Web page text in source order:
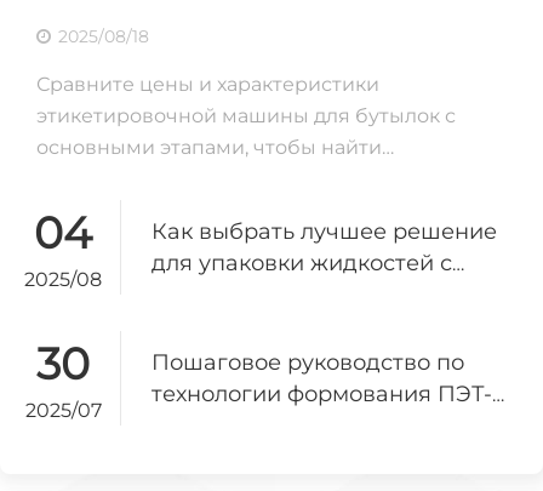
бутылок в рамках вашего бюджета
2025/08/18
Сравните цены и характеристики
этикетировочной машины для бутылок с
основными этапами, чтобы найти
потребностям и требованиям соответствия.
04
2025/08
Как выбрать лучшее решение
для упаковки жидкостей с
30
2025/07
Пошаговое руководство по
технологии формования ПЭТ-